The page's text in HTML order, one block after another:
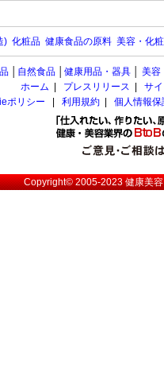
) 化粧品 健康食品の原料 美容・化
自然食品 健康用品・器具 美容
ホーム
プレスリリース
サ
ポリシー
利用規約 個人情報
Copyright© 2005-2023健康美